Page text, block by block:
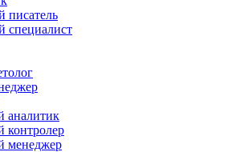
писатель
специалист
аналитик
контролер
менеджер